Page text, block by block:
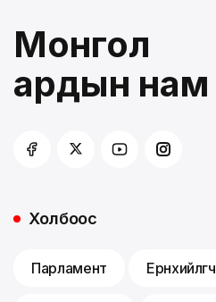
Монгол
ардын нам
Холбоос
Парламент Ерөнхийлөгч